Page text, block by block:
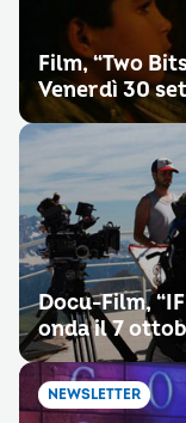
Film, “Two
Venerdì 30
Docu-Film,
onda il 7
NEWSLETTER